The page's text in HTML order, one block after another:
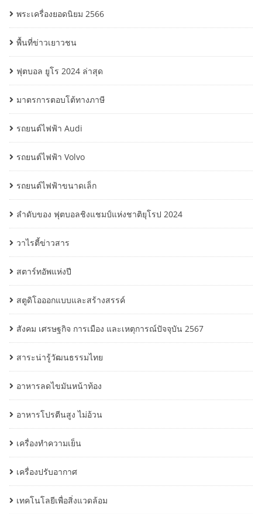
พระเครื่องยอดนิยม 2566
พื้นที่ข่าวเยาวชน
ฟุตบอล ยูโร 2024 ล่าสุด
มาตรการตอบโต้ทางภาษี
รถยนต์ไฟฟ้า Audi
รถยนต์ไฟฟ้า Volvo
รถยนต์ไฟฟ้าขนาดเล็ก
ลำดับของ ฟุตบอลชิงแชมป์แห่งชาติยุโรป 2024
วาไรตี้ข่าวสาร
สตาร์ทอัพแห่งปี
สตูดิโอออกแบบและสร้างสรรค์
สังคม เศรษฐกิจ การเมือง และเหตุการณ์ปัจจุบัน 2567
สาระน่ารู้วัฒนธรรมไทย
อาหารลดไขมันหน้าท้อง
อาหารโปรตีนสูง ไม่อ้วน
เครื่องทำความเย็น
เครื่องปรับอากาศ
เทคโนโลยีเพื่อสิ่งแวดล้อม